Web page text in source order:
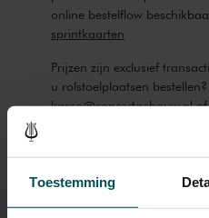
Toestemming
online bestelflow
sprintkaarten
Prijzen zijn exclusief
u rolstoelplaatsen
kassa@concertgebouw.nl